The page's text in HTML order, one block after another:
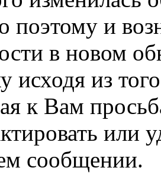
поэтому и
в новом
исходя из
к Вам
или
сообщении.